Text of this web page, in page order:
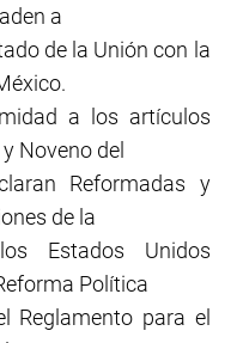
a
de la Unión con la
a los artículos
Noveno del
Reformadas y
de la
Estados Unidos
Política
Reglamento para el